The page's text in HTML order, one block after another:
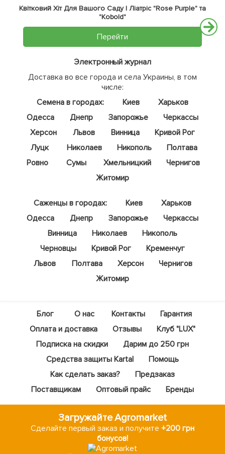
Квітковий Хіт Для Вашого Саду | Ліатріс "Rose Purple" та
"Kobold"
Перейти
Электронный журнал
Доставка во все города и села Украины, в том
числе:
Семена в городах:
Киев
Харьков
Одесса
Днепр Запорожье
Черкассы
Херсон
Львов Винница
Кривой Рог
Луцк
Николаев Никополь
Полтава
Ровно
Сумы Хмельницкий
Чернигов
Житомир
Саженцы в городах: Киев
Харьков
Одесса
Днепр Запорожье
Черкассы
Винница
Николаев
Никополь
Черновцы
Кривой Рог
Кременчуг
Львов
Полтава Херсон
Чернигов
Житомир
Блог О нас Контакты
Гарантия
Оплата и доставка
Отзывы
Клуб "LUX"
Подписка на скидки
Дарим до 250 грн
Средства защиты Kartal
Помощь
Как сделать заказ?
Предзаказ
Поставщикам
Оптовый прайс Бренды
Загружайте Agromarket
Сделайте первый заказ и получите +200 грн
бонусов!